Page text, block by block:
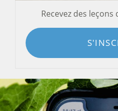
Recevez des